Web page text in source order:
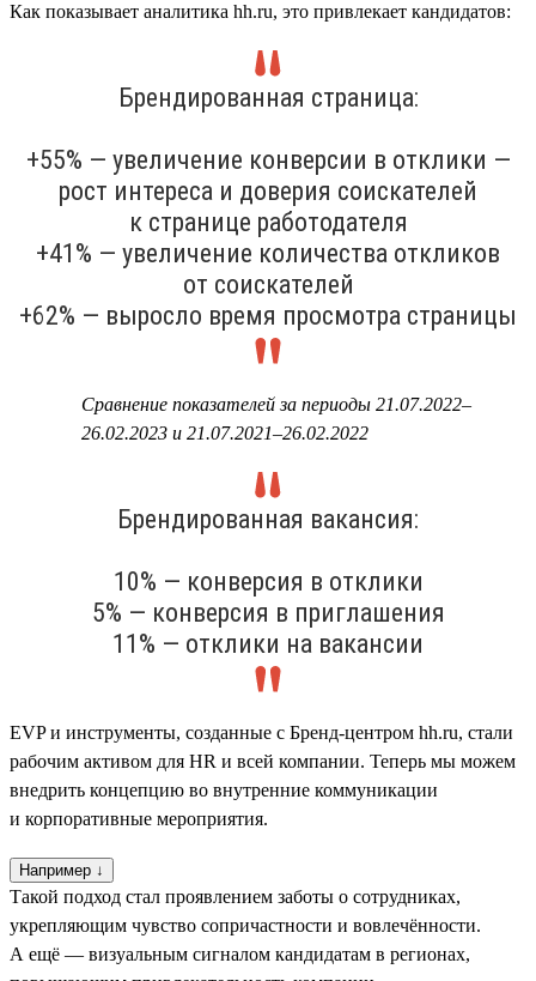
Как показывает аналитика hh.ru, это привлекает кандидатов:
Брендированная страница:
+55% — увеличение конверсии в отклики —
рост интереса и доверия соискателей
к странице работодателя
+41% — увеличение количества откликов
от соискателей
+62% — выросло время просмотра страницы
Сравнение показателей за периоды 21.07.2022–
26.02.2023 и 21.07.2021–26.02.2022
Брендированная вакансия:
10% — конверсия в отклики
5% — конверсия в приглашения
11% — отклики на вакансии
EVP и инструменты, созданные с Бренд-центром hh.ru, стали
рабочим активом для HR и всей компании. Теперь мы можем
внедрить концепцию во внутренние коммуникации
и корпоративные мероприятия.
Например ↓
Такой подход стал проявлением заботы о сотрудниках,
укрепляющим чувство сопричастности и вовлечённости.
А ещё — визуальным сигналом кандидатам в регионах,